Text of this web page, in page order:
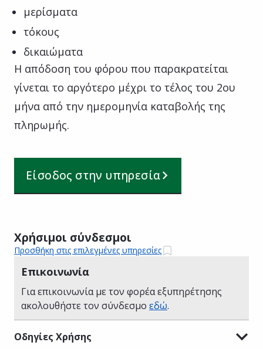
μερίσματα
τόκους
δικαιώματα
Η απόδοση του φόρου που παρακρατείται
γίνεται το αργότερο μέχρι το τέλος του 2ου
μήνα από την ημερομηνία καταβολής της
πληρωμής.
Είσοδος στην υπηρεσία
Χρήσιμοι σύνδεσμοι
Προσθήκη στις επιλεγμένες υπηρεσίες
Επικοινωνία
Για επικοινωνία με τον φορέα εξυπηρέτησης
ακολουθήστε τον σύνδεσμο εδώ.
Οδηγίες Χρήσης